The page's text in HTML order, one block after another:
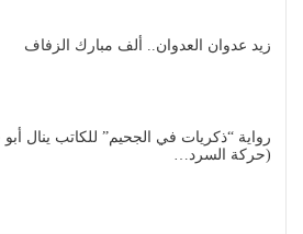
زيد عدوان العدوان.. ألف مبارك الزفاف
رواية “ذكريات في الجحيم” للكاتب ينال
(حركة السرد…